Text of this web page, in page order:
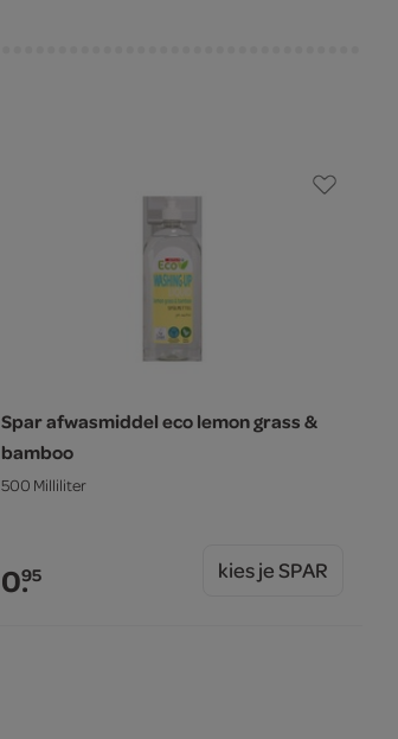
Spar afwasmiddel eco lemon grass &
bamboo
500 Milliliter
0.95 kies je SPAR